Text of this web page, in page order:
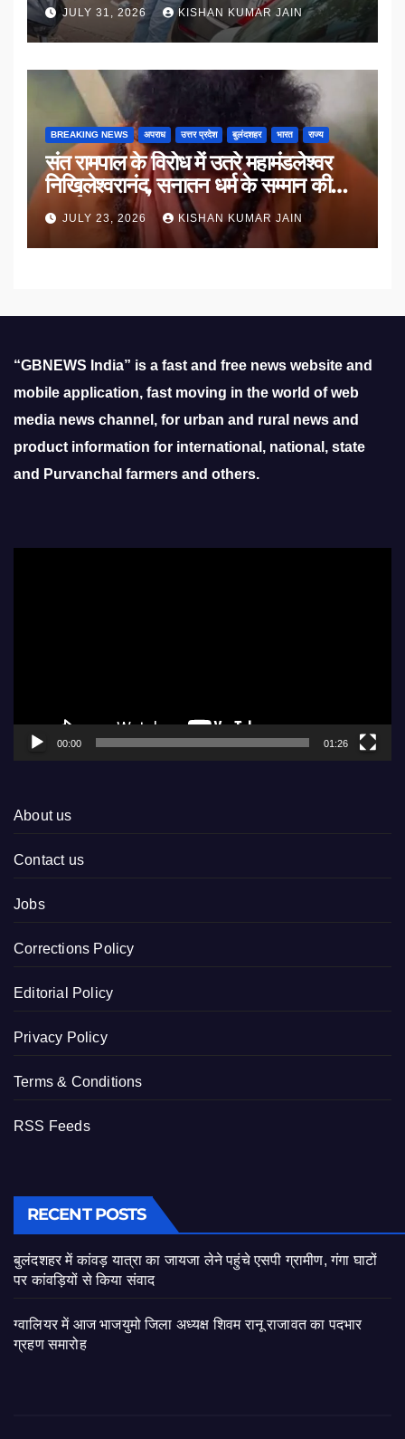
JULY 31, 2026 KISHAN KUMAR JAIN
BREAKING NEWS अपराध उत्तर प्रदेश बुलंदशहर भारत राज्य
संत रामपाल के विरोध में उतरे महामंडलेश्वर
निखिलेश्वरानंद, सनातन धर्म के सम्मान की
उठाई मांग
JULY 23, 2026 KISHAN KUMAR JAIN
“GBNEWS India” is a fast and free news website and
mobile application, fast moving in the world of web
media news channel, for urban and rural news and
product information for international, national, state
and Purvanchal farmers and others.
00:00 01:26
About us
Contact us
Jobs
Corrections Policy
Editorial Policy
Privacy Policy
Terms & Conditions
RSS Feeds
RECENT POSTS
बुलंदशहर में कांवड़ यात्रा का जायजा लेने पहुंचे एसपी ग्रामीण, गंगा घाटों
पर कांवड़ियों से किया संवाद
ग्वालियर में आज भाजयुमो जिला अध्यक्ष शिवम रानू राजावत का पदभार
ग्रहण समारोह